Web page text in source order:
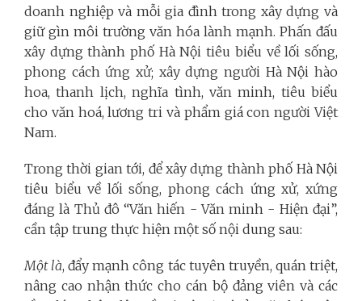
doanh nghiệp và mỗi gia đình trong xây dựng và
giữ gìn môi trường văn hóa lành mạnh. Phấn đấu
xây dựng thành phố Hà Nội tiêu biểu về lối sống,
phong cách ứng xử; xây dựng người Hà Nội hào
hoa, thanh lịch, nghĩa tình, văn minh, tiêu biểu
cho văn hoá, lương tri và phẩm giá con người Việt
Nam.
Trong thời gian tới, để xây dựng thành phố Hà Nội
tiêu biểu về lối sống, phong cách ứng xử, xứng
đáng là Thủ đô “Văn hiến - Văn minh - Hiện đại”,
cần tập trung thực hiện một số nội dung sau:
Một là, đẩy mạnh công tác tuyên truyền, quán triệt,
nâng cao nhận thức cho cán bộ đảng viên và các